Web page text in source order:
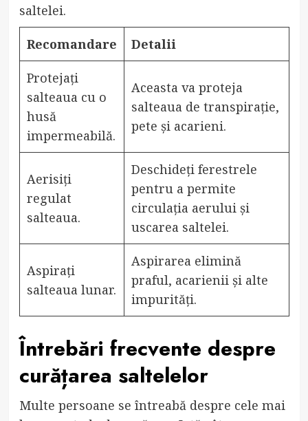
saltelei.
Recomandare Detalii
Protejați
salteaua cu o
husă
impermeabilă.
Aceasta va proteja
salteaua de transpirație,
pete și acarieni.
Aerisiți
regulat
salteaua.
Deschideți ferestrele
pentru a permite
circulația aerului și
uscarea saltelei.
Aspirați
salteaua lunar.
Aspirarea elimină
praful, acarienii și alte
impurități.
Întrebări frecvente despre
curățarea saltelelor
Multe persoane se întreabă despre cele mai